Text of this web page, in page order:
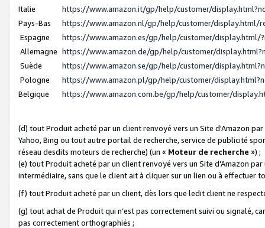
Italie
https://www.amazon.it/gp/help/customer/
Pays-Bas
https://www.amazon.nl/gp/help/customer/display.html/
Espagne
https://www.amazon.es/gp/help/customer/display.html/
Allemagne https://www.amazon.de/gp/help/customer/
Suède
https://www.amazon.se/gp/help/customer/
Pologne
https://www.amazon.pl/gp/help/customer/
Belgique
https://www.amazon.com.be/gp/help/customer/
(d) tout Produit acheté par un client renvoyé vers un Site d'Amazon
Yahoo, Bing ou tout autre portail de recherche, service de publicité
réseau desdits moteurs de recherche) (un « Moteur de recherche ») ;
(e) tout Produit acheté par un client renvoyé vers un Site d'Amazon
intermédiaire, sans que le client ait à cliquer sur un lien ou à
(f) tout Produit acheté par un client, dès lors que ledit client ne
(g) tout achat de Produit qui n’est pas correctement suivi ou signalé,
pas correctement orthographiés ;